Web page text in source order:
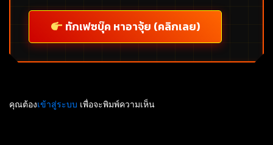
ทักเฟซบุ๊ค หาอาจุ้ย (คลิกเลย)
คุณต้องเข้าสู่ระบบ เพื่อจะพิมพ์ความเห็น